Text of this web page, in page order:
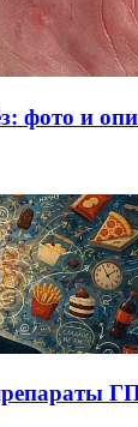
фото и